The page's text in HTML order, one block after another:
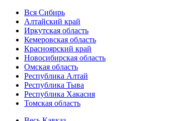
Вся Сибирь
Алтайский край
Иркутская область
Кемеровская область
Красноярский край
Новосибирская область
Омская область
Республика Алтай
Республика Тыва
Республика Хакасия
Томская область